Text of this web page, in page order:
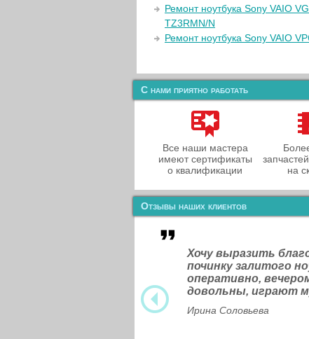
Ремонт ноутбука Sony VAIO
TZ3RMN/N
Ремонт ноутбука Sony VAIO
С нами приятно работать
Все наши мастера
имеют сертификаты
о квалификации
на
Отзывы наших клиентов
Хочу выразить
починку залитого
оперативно,
довольны, играют
Ирина Соловьева